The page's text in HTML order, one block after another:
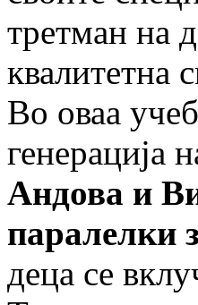
третман на
квалитетна
Во оваа
генерација
Андова и
паралелки
деца се